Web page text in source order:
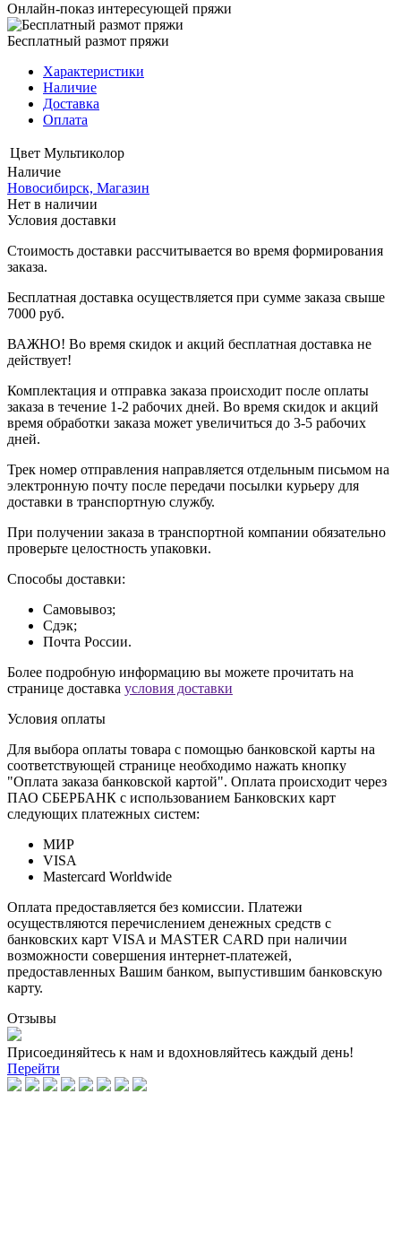
Онлайн-показ интересующей пряжи
Бесплатный размот пряжи
Характеристики
Наличие
Доставка
Оплата
Цвет Мультиколор
Наличие
Новосибирск, Магазин
Нет в наличии
Условия доставки
Стоимость доставки рассчитывается во время формирования
заказа.
Бесплатная доставка осуществляется при сумме заказа свыше
7000 руб.
ВАЖНО! Во время скидок и акций бесплатная доставка не
действует!
Комплектация и отправка заказа происходит после оплаты
заказа в течение 1-2 рабочих дней. Во время скидок и акций
время обработки заказа может увеличиться до 3-5 рабочих
дней.
Трек номер отправления направляется отдельным письмом на
электронную почту после передачи посылки курьеру для
доставки в транспортную службу.
При получении заказа в транспортной компании обязательно
проверьте целостность упаковки.
Способы доставки:
Самовывоз;
Сдэк;
Почта России.
Более подробную информацию вы можете прочитать на
странице доставка условия доставки
Условия оплаты
Для выбора оплаты товара с помощью банковской карты на
соответствующей странице необходимо нажать кнопку
"Оплата заказа банковской картой". Оплата происходит через
ПАО СБЕРБАНК с использованием Банковских карт
следующих платежных систем:
МИР
VISA
Mastercard Worldwide
Оплата предоставляется без комиссии. Платежи
осуществляются перечислением денежных средств с
банковских карт VISA и MASTER CARD при наличии
возможности совершения интернет-платежей,
предоставленных Вашим банком, выпустившим банковскую
карту.
Отзывы
Присоединяйтесь к нам и вдохновляйтесь каждый день!
Перейти